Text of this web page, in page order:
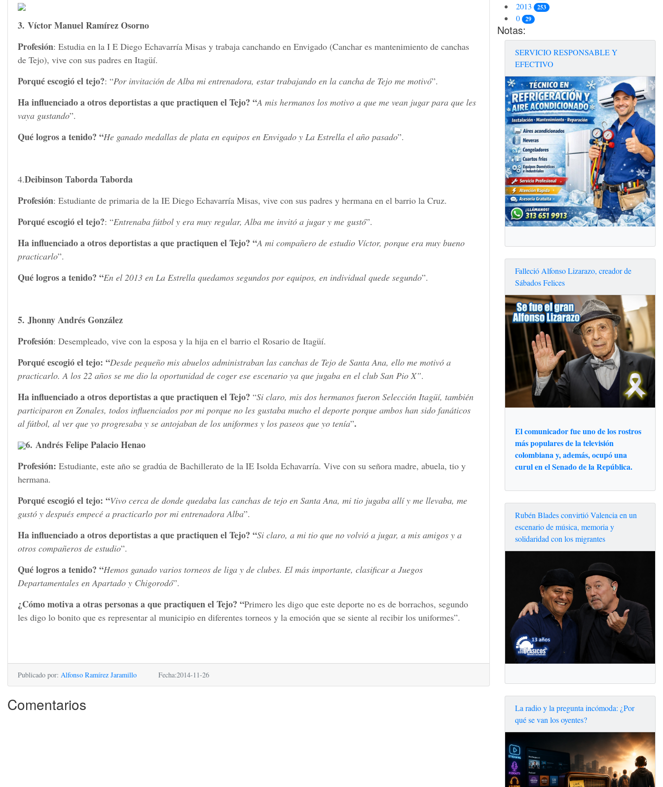
3. Víctor Manuel Ramírez Osorno
Profesión: Estudia en la I E Diego Echavarría Misas y trabaja canchando en Envigado (Canchar es mantenimiento de canchas
de Tejo), vive con sus padres en Itagüí.
Porqué escogió el tejo?: “Por invitación de Alba mi entrenadora, estar trabajando en la cancha de Tejo me motivó”.
Ha influenciado a otros deportistas a que practiquen el Tejo? “A mis hermanos los motivo a que me vean jugar para que les
vaya gustando”.
Qué logros a tenido? “He ganado medallas de plata en equipos en Envigado y La Estrella el año pasado”.
4.Deibinson Taborda Taborda
Profesión: Estudiante de primaria de la IE Diego Echavarría Misas, vive con sus padres y hermana en el barrio la Cruz.
Porqué escogió el tejo?: “Entrenaba fútbol y era muy regular, Alba me invitó a jugar y me gustó”.
Ha influenciado a otros deportistas a que practiquen el Tejo? “A mi compañero de estudio Víctor, porque era muy bueno
practicarlo”.
Qué logros a tenido? “En el 2013 en La Estrella quedamos segundos por equipos, en individual quede segundo”.
5. Jhonny Andrés González
Profesión: Desempleado, vive con la esposa y la hija en el barrio el Rosario de Itagüí.
Porqué escogió el tejo: “Desde pequeño mis abuelos administraban las canchas de Tejo de Santa Ana, ello me motivó a
practicarlo. A los 22 años se me dio la oportunidad de coger ese escenario ya que jugaba en el club San Pio X”.
Ha influenciado a otros deportistas a que practiquen el Tejo? “Si claro, mis dos hermanos fueron Selección Itagüí, también
participaron en Zonales, todos influenciados por mi porque no les gustaba mucho el deporte porque ambos han sido fanáticos
al fútbol, al ver que yo progresaba y se antojaban de los uniformes y los paseos que yo tenía”.
6. Andrés Felipe Palacio Henao
Profesión: Estudiante, este año se gradúa de Bachillerato de la IE Isolda Echavarría. Vive con su señora madre, abuela, tio y
hermana.
Porqué escogió el tejo: “Vivo cerca de donde quedaba las canchas de tejo en Santa Ana, mi tio jugaba allí y me llevaba, me
gustó y después empecé a practicarlo por mi entrenadora Alba”.
Ha influenciado a otros deportistas a que practiquen el Tejo? “Si claro, a mi tio que no volvió a jugar, a mis amigos y a
otros compañeros de estudio”.
Qué logros a tenido? “Hemos ganado varios torneos de liga y de clubes. El más importante, clasificar a Juegos
Departamentales en Apartado y Chigorodó”.
¿Cómo motiva a otras personas a que practiquen el Tejo? “Primero les digo que este deporte no es de borrachos, segundo
les digo lo bonito que es representar al municipio en diferentes torneos y la emoción que se siente al recibir los uniformes”.
Publicado por: Alfonso Ramírez Jaramillo Fecha:2014-11-26
Comentarios
2013 253
0 29
Notas:
SERVICIO RESPONSABLE Y
EFECTIVO
Falleció Alfonso Lizarazo, creador de
Sábados Felices
El comunicador fue uno de los rostros
más populares de la televisión
colombiana y, además, ocupó una
curul en el Senado de la República.
Rubén Blades convirtió Valencia en un
escenario de música, memoria y
solidaridad con los migrantes
La radio y la pregunta incómoda: ¿Por
qué se van los oyentes?